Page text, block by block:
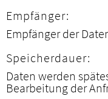
Empfänger:
Empfänger der
Speicherdauer:
Daten werden
Bearbeitung der